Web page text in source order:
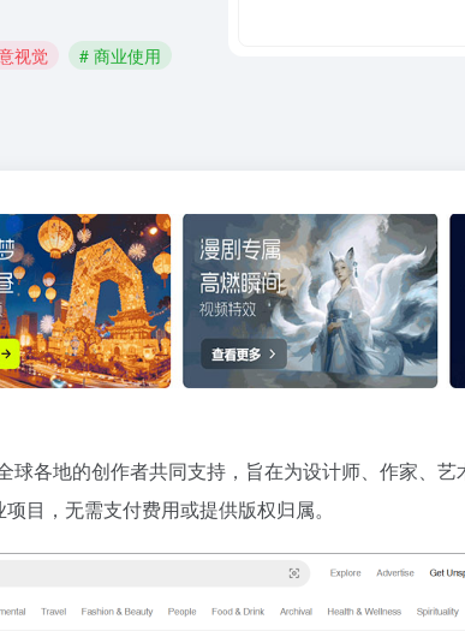
视觉
# 商业使用
球各地的创作者共同支持，旨在为设计师、作家、
目，无需支付费用或提供版权归属。